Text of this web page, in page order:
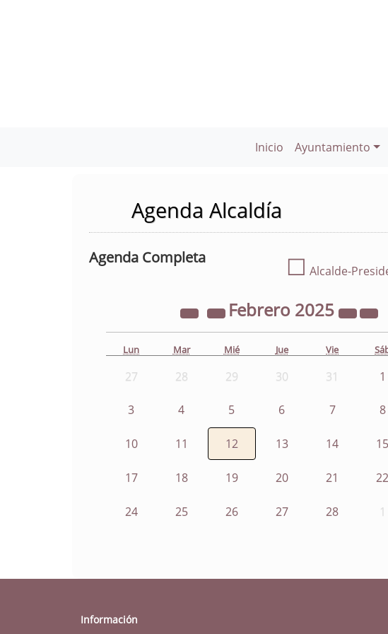
Inicio Ayuntamiento
Agenda Alcaldía
Agenda Completa ☐ Alcalde-
Febrero 2025
Lun Mar Mié Jue Vie
27 28 29 30 31 1
3 4 5 6 7 8
10 11 12 13 14 15
17 18 19 20 21 22
24 25 26 27 28 1
Información